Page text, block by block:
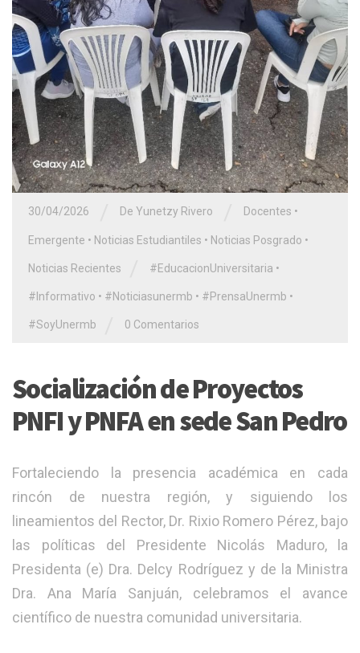
30/04/2026 De Yunetzy Rivero Docentes •
Emergente • Noticias Estudiantiles • Noticias Posgrado •
Noticias Recientes #EducacionUniversitaria •
#Informativo • #Noticiasunermb • #PrensaUnermb •
#SoyUnermb 0 Comentarios
Socialización de Proyectos
PNFI y PNFA en sede San Pedro
Fortaleciendo la presencia académica en cada
rincón de nuestra región, y siguiendo los
lineamientos del Rector, Dr. Rixio Romero Pérez, bajo
las políticas del Presidente Nicolás Maduro, la
Presidenta (e) Dra. Delcy Rodríguez y de la Ministra
Dra. Ana María Sanjuán, celebramos el avance
científico de nuestra comunidad universitaria.